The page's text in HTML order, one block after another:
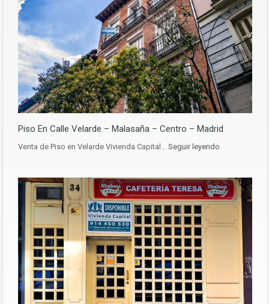
Piso En Calle Velarde – Malasaña – Centro – Madrid
Venta de Piso en Velarde Vivienda Capital… Seguir leyendo